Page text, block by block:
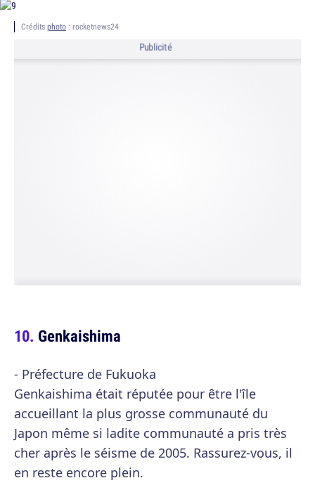
Crédits photo : rocketnews24
Publicité
Genkaishima
- Préfecture de Fukuoka
Genkaishima était réputée pour être l'île
accueillant la plus grosse communauté du
Japon même si ladite communauté a pris très
cher après le séisme de 2005. Rassurez-vous, il
en reste encore plein.